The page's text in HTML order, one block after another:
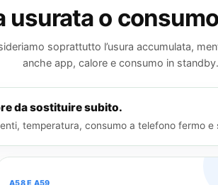
usurata o
soprattutto l’usura accumulata,
anche app, calore e consumo in standby.
da sostituire subito.
temperatura, consumo a telefono fermo